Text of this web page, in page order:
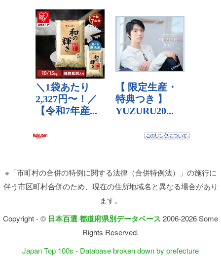
※「市町村の合併の特例に関する法律（合併特例法）」の施行に
伴う市区町村合併のため、現在の住所地域名と異なる場合があり
ます。
Copyright - © 日本百選 都道府県別データベース 2006-2026 Some
Rights Reserved.
Japan Top 100s - Database broken down by prefecture